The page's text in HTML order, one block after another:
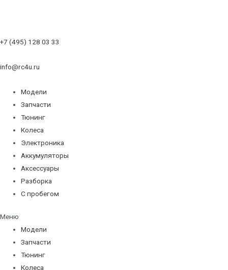
+7 (495) 128 03 33
info@rc4u.ru
Модели
Запчасти
Тюнинг
Колеса
Электроника
Аккумуляторы
Аксессуары
Разборка
С пробегом
Меню
Модели
Запчасти
Тюнинг
Колеса